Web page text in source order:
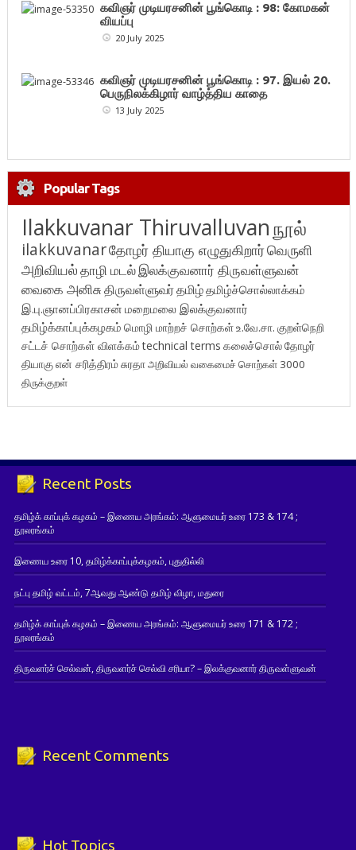
கவிஞர் முடியரசனின் பூங்கொடி : 98: கோமகன்
வியப்பு
20 July 2025
கவிஞர் முடியரசனின் பூங்கொடி : 97. இயல் 20.
பெருநிலக்கிழார் வாழ்த்திய காதை
13 July 2025
Popular Tags
Ilakkuvanar Thiruvalluvanநூல்
ilakkuvanarதோழர் தியாகு எழுதுகிறார்வெருளி
அறிவியல்தாழி மடல்இலக்குவனார் திருவள்ளுவன்
வைகை அனிசுதிருவள்ளுவர்தமிழ்தமிழ்ச்சொல்லாக்கம்
இ.பு.ஞானப்பிரகாசன் மறைமலை இலக்குவனார்
தமிழ்க்காப்புக்கழகம் மொழி மாற்றச் சொற்கள்உ.வே.சா. குறள்நெறி
சட்டச் சொற்கள் விளக்கம்technical terms கலைச்சொல்தோழர்
தியாகுஎன் சரித்திரம்சுரதாஅறிவியல் வகைமைச் சொற்கள் 3000
திருக்குறள்
Recent Posts
தமிழ்க் காப்புக் கழகம் – இணைய அரங்கம்: ஆளுமையர் உரை 173 & 174 ;
நூலரங்கம்
இணைய உரை 10, தமிழ்க்காப்புக்கழகம், புதுதில்லி
நட்பு தமிழ் வட்டம், 7ஆவது ஆண்டு தமிழ் விழா, மதுரை
தமிழ்க் காப்புக் கழகம் – இணைய அரங்கம்: ஆளுமையர் உரை 171 & 172 ;
நூலரங்கம்
திருவளர்ச் செல்வன், திருவளர்ச் செல்வி சரியா? – இலக்குவனார் திருவள்ளுவன்
Recent Comments
Hot Topics